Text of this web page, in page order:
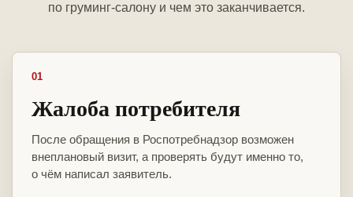
по груминг-салону и чем это заканчивается.
01
Жалоба потребителя
После обращения в Роспотребнадзор возможен
внеплановый визит, а проверять будут именно то,
о чём написал заявитель.